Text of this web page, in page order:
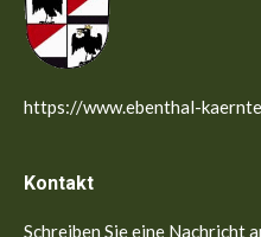
https://www.ebenthal-
Kontakt
Schreiben Sie eine Nachricht